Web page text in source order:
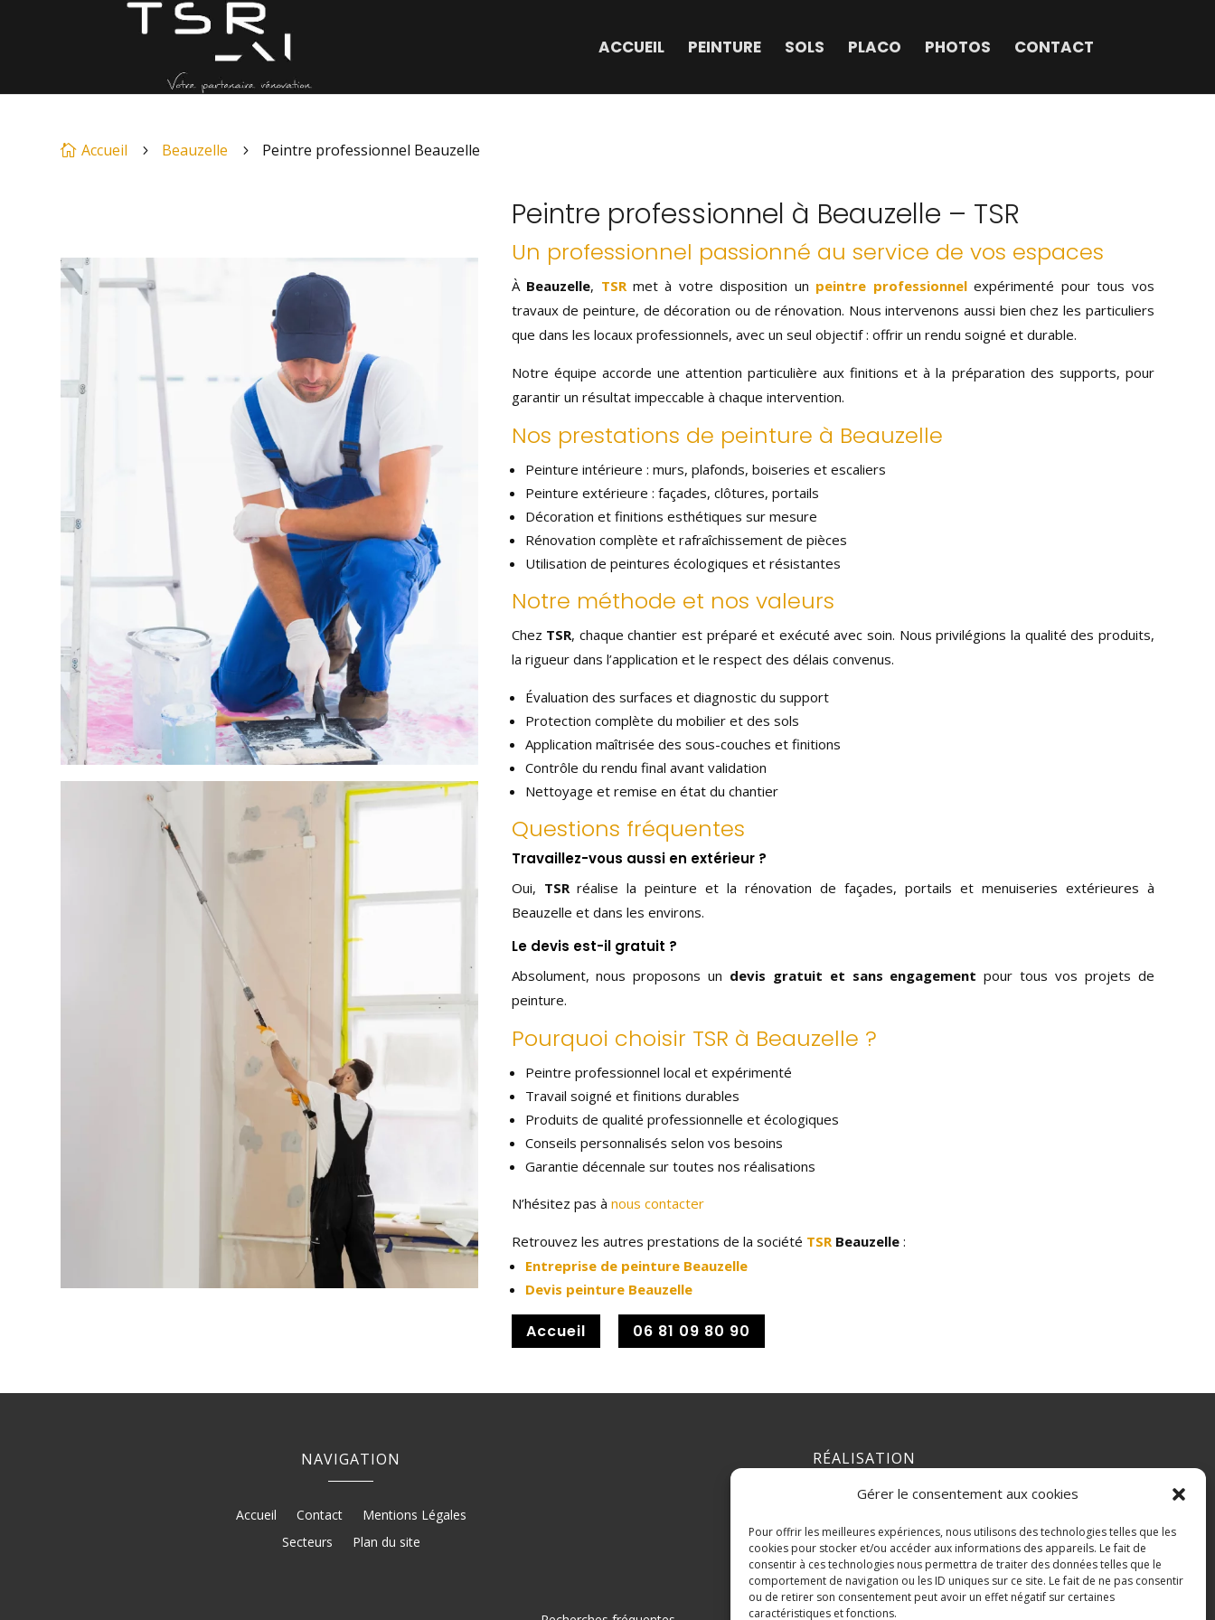
Gérer le consentement aux cookies
Pour offrir les meilleures expériences, nous utilisons des technologies telles que les
cookies pour stocker et/ou accéder aux informations des appareils. Le fait de
consentir à ces technologies nous permettra de traiter des données telles que le
comportement de navigation ou les ID uniques sur ce site. Le fait de ne pas consentir
ou de retirer son consentement peut avoir un effet négatif sur certaines
caractéristiques et fonctions.
ACCUEIL PEINTURE SOLS PLACO PHOTOS CONTACT
 Accueil 5 Beauzelle 5 Peintre professionnel Beauzelle
Peintre professionnel à Beauzelle – TSR
Un professionnel passionné au service de vos espaces
À Beauzelle, TSRmet à votre disposition un peintre professionnelexpérimenté pour tous vos
travaux de peinture, de décoration ou de rénovation. Nous intervenons aussi bien chez les particuliers
que dans les locaux professionnels, avec un seul objectif : offrir un rendu soigné et durable.
Notre équipe accorde une attention particulière aux finitions et à la préparation des supports, pour
garantir un résultat impeccable à chaque intervention.
Nos prestations de peinture à Beauzelle
Peinture intérieure : murs, plafonds, boiseries et escaliers
Peinture extérieure : façades, clôtures, portails
Décoration et finitions esthétiques sur mesure
Rénovation complète et rafraîchissement de pièces
Utilisation de peintures écologiques et résistantes
Notre méthode et nos valeurs
Chez TSR, chaque chantier est préparé et exécuté avec soin. Nous privilégions la qualité des produits,
la rigueur dans l’application et le respect des délais convenus.
Évaluation des surfaces et diagnostic du support
Protection complète du mobilier et des sols
Application maîtrisée des sous-couches et finitions
Contrôle du rendu final avant validation
Nettoyage et remise en état du chantier
Questions fréquentes
Travaillez-vous aussi en extérieur ?
Oui, TSRréalise la peinture et la rénovation de façades, portails et menuiseries extérieures à
Beauzelle et dans les environs.
Le devis est-il gratuit ?
Absolument, nous proposons un devis gratuit et sans engagement pour tous vos projets de
peinture.
Pourquoi choisir TSR à Beauzelle ?
Peintre professionnel local et expérimenté
Travail soigné et finitions durables
Produits de qualité professionnelle et écologiques
Conseils personnalisés selon vos besoins
Garantie décennale sur toutes nos réalisations
N’hésitez pas à nous contacter
Retrouvez les autres prestations de la société TSRBeauzelle:
Entreprise de peinture Beauzelle
Devis peinture Beauzelle
Accueil 06 81 09 80 90
NAVIGATION
Accueil Contact
Mentions Légales
Secteurs
Plan du site
RÉALISATION